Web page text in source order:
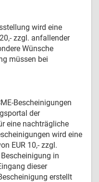
wird eine
zzgl. anfallender
Wünsche
müssen bei
Bescheinigungen
der
eine nachträgliche
wird eine
EUR 10,- zzgl.
in
dieser
erstellt